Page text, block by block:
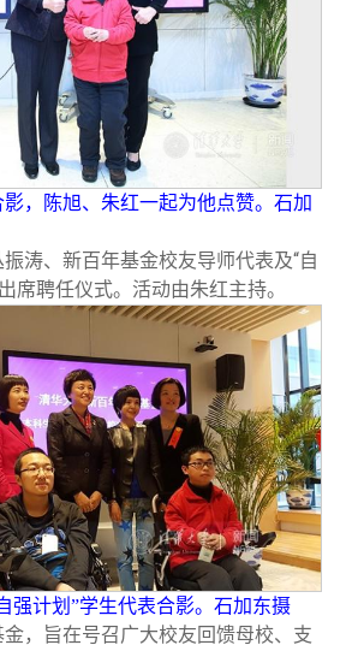
，陈旭、朱红一起为他点赞。石加
涛、新百年基金校友导师代表及“自
席聘任仪式。活动由朱红主持。
强计划”学生代表合影。石加东摄
，旨在号召广大校友回馈母校、支